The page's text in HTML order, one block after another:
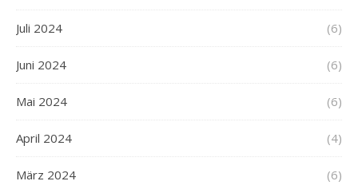
Juli 2024 (6)
Juni 2024 (6)
Mai 2024 (6)
April 2024 (4)
März 2024 (6)